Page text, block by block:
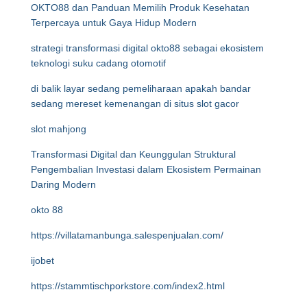
OKTO88 dan Panduan Memilih Produk Kesehatan
Terpercaya untuk Gaya Hidup Modern
strategi transformasi digital okto88 sebagai ekosistem
teknologi suku cadang otomotif
di balik layar sedang pemeliharaan apakah bandar
sedang mereset kemenangan di situs slot gacor
slot mahjong
Transformasi Digital dan Keunggulan Struktural
Pengembalian Investasi dalam Ekosistem Permainan
Daring Modern
okto 88
https://villatamanbunga.salespenjualan.com/
ijobet
https://stammtischporkstore.com/index2.html